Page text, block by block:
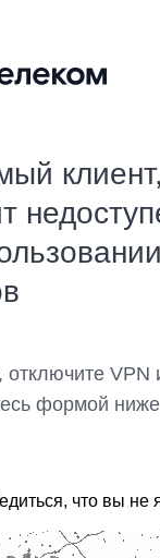
клиент,
отключите VPN
формой
что вы не